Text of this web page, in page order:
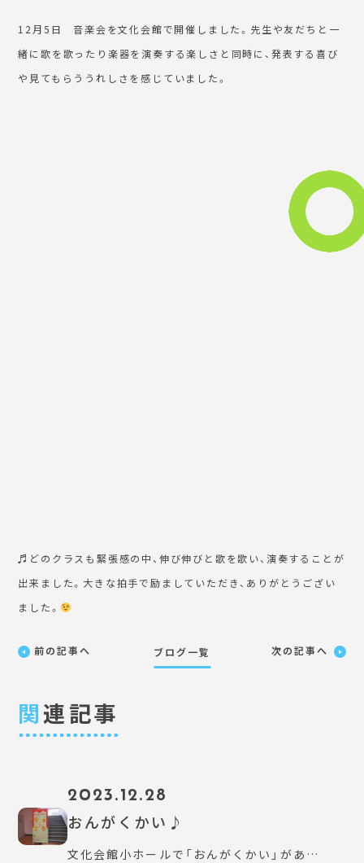
12月5日 音楽会を文化会館で開催しました。先生や友だちと一
緒に歌を歌ったり楽器を演奏する楽しさと同時に、発表する喜び
や見てもらううれしさを感じていました。
♬どのクラスも緊張感の中、伸び伸びと歌を歌い、演奏することが
出来ました。大きな拍手で励ましていただき、ありがとうござい
ました。
前の記事へ ブログ一覧 次の記事へ
関連記事
2023.12.28
おんがくかい♪
文化会館小ホールで「おんがくかい」があ…